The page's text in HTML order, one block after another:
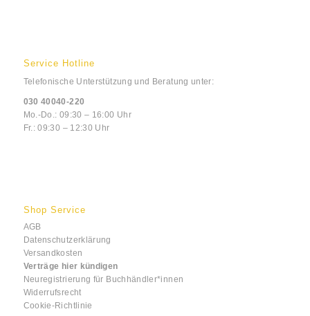
Service Hotline
Telefonische Unterstützung und Beratung unter:
030 40040-220
Mo.-Do.: 09:30 – 16:00 Uhr
Fr.: 09:30 – 12:30 Uhr
Shop Service
AGB
Datenschutzerklärung
Versandkosten
Verträge hier kündigen
Neuregistrierung für Buchhändler*innen
Widerrufsrecht
Cookie-Richtlinie